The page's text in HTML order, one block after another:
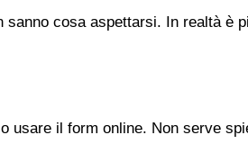
cosa aspettarsi. In realtà
usare il form online. Non serve